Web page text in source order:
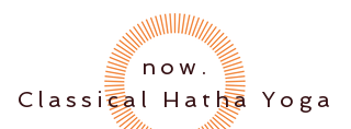
.now
Classical Hatha Yoga